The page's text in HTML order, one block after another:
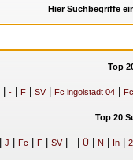
Hier Suchbegriffe
Top
-| F| SV| Fc ingolstadt 04|
Top 20
J Fc F| SV| -| Ü| N In| 2